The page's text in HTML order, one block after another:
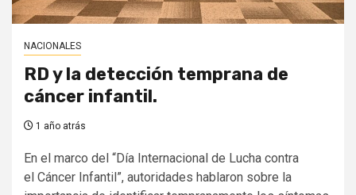
NACIONALES
RD y la detección temprana de
cáncer infantil.
1 año atrás
En el marco del “Día Internacional de Lucha contra
el Cáncer Infantil”, autoridades hablaron sobre la